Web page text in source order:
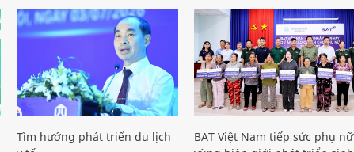
Tìm hướng phát triển du lịch
BAT Việt Nam tiếp sức phụ nữ